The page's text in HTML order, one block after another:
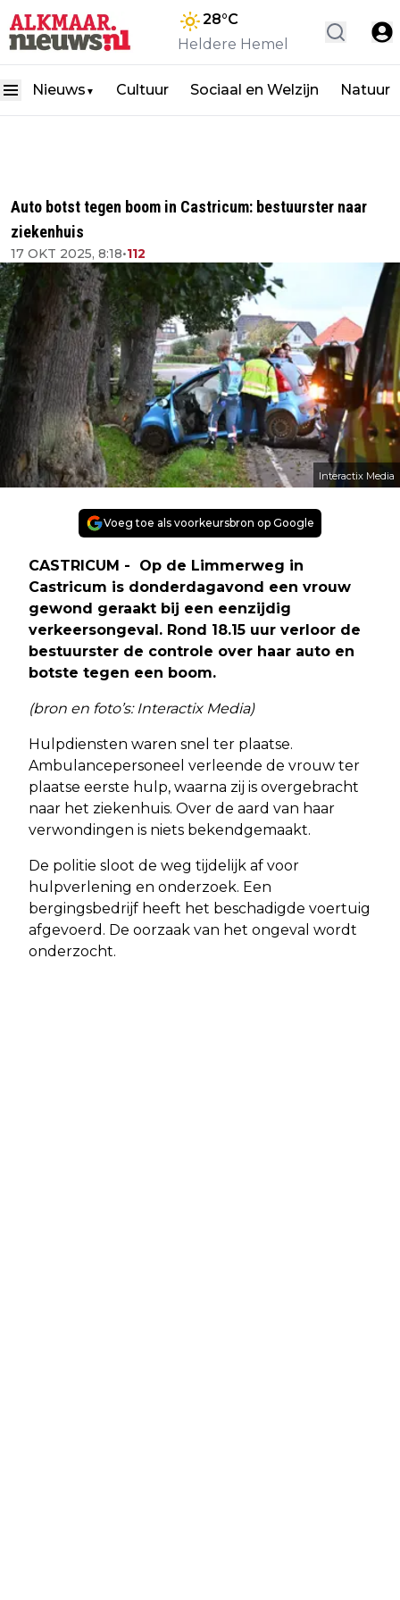
28°C
Heldere Hemel
Nieuws ▼ Cultuur Sociaal en Welzijn Natuur
Auto botst tegen boom in Castricum: bestuurster naar
ziekenhuis
17 OKT 2025, 8:18•112
Interactix Media
Voeg toe als voorkeursbron op Google
CASTRICUM - Op de Limmerweg in
Castricum is donderdagavond een vrouw
gewond geraakt bij een eenzijdig
verkeersongeval. Rond 18.15 uur verloor de
bestuurster de controle over haar auto en
botste tegen een boom.
(bron en foto’s: Interactix Media)
Hulpdiensten waren snel ter plaatse.
Ambulancepersoneel verleende de vrouw ter
plaatse eerste hulp, waarna zij is overgebracht
naar het ziekenhuis. Over de aard van haar
verwondingen is niets bekendgemaakt.
De politie sloot de weg tijdelijk af voor
hulpverlening en onderzoek. Een
bergingsbedrijf heeft het beschadigde voertuig
afgevoerd. De oorzaak van het ongeval wordt
onderzocht.